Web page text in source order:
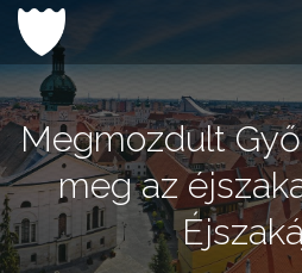
Ugrás
tartalomhoz
Megmozdult
meg az